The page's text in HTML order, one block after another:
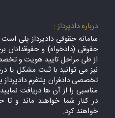
درباره دادپرداز :
سامانه حقوقی دادپرداز پلی
حقوقی (دادخواه) و حقوقدانان
از طی مراحل تایید هویت و
نیز می توانید با ثبت مشکل یا
تخصصی دادفران پلتفرم
مناسبی را از آن ها دریافت
در کنار شما خواهند ماند و
خواهند کرد.